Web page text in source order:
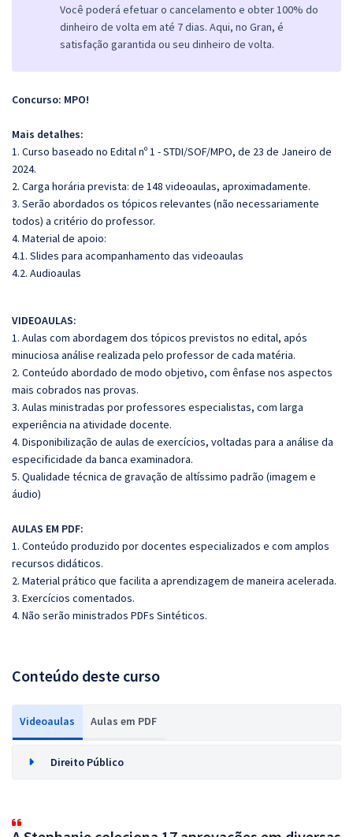
Você poderá efetuar o cancelamento e obter 100% do
dinheiro de volta em até 7 dias. Aqui, no Gran, é
satisfação garantida ou seu dinheiro de volta.
Concurso: MPO!
Mais detalhes:
1. Curso baseado no Edital nº 1 - STDI/SOF/MPO, de 23 de Janeiro de
2024.
2. Carga horária prevista: de 148 videoaulas, aproximadamente.
3. Serão abordados os tópicos relevantes (não necessariamente
todos) a critério do professor.
4. Material de apoio:
4.1. Slides para acompanhamento das videoaulas
4.2. Audioaulas
VIDEOAULAS:
1. Aulas com abordagem dos tópicos previstos no edital, após
minuciosa análise realizada pelo professor de cada matéria.
2. Conteúdo abordado de modo objetivo, com ênfase nos aspectos
mais cobrados nas provas.
3. Aulas ministradas por professores especialistas, com larga
experiência na atividade docente.
4. Disponibilização de aulas de exercícios, voltadas para a análise da
especificidade da banca examinadora.
5. Qualidade técnica de gravação de altíssimo padrão (imagem e
áudio)
AULAS EM PDF:
1. Conteúdo produzido por docentes especializados e com amplos
recursos didáticos.
2. Material prático que facilita a aprendizagem de maneira acelerada.
3. Exercícios comentados.
4. Não serão ministrados PDFs Sintéticos.
Conteúdo deste curso
Videoaulas Aulas em PDF
Direito Público